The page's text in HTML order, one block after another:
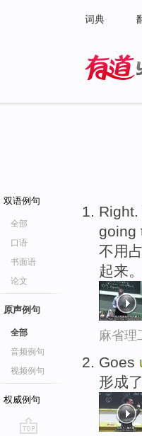
词典
双语例句
全部
口语
书面语
论文
原声例句
全部
音频例句
视频例句
权威例句
going
不用
起来。
麻省理
Goes
形成